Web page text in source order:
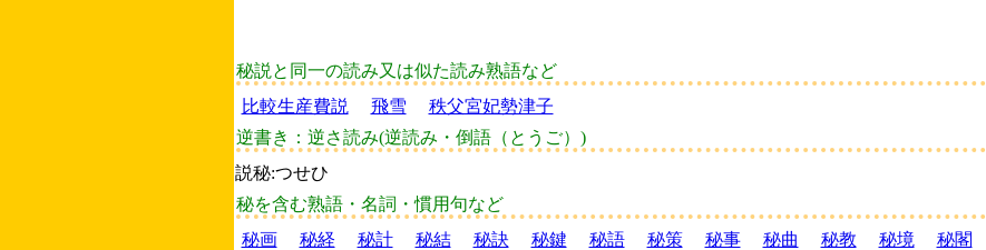
秘説と同一の読み又は似た読み熟語など
比較生産費説
飛雪
秩父宮妃勢津子
逆書き：逆さ読み(逆読み・倒語（とうご）)
説秘:つせひ
秘を含む熟語・名詞・慣用句など
秘画
秘経 秘計 秘結 秘訣 秘鍵 秘語 秘策 秘事 秘曲 秘教 秘境 秘閣